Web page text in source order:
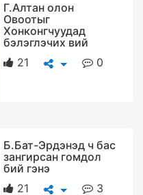
Г.Алтан олон
Овоотыг
Хонконгчуудад
бэлэглэчих вий
21
0
Б.Бат-Эрдэнэд ч бас
зангирсан гомдол
бий гэнэ
21
3